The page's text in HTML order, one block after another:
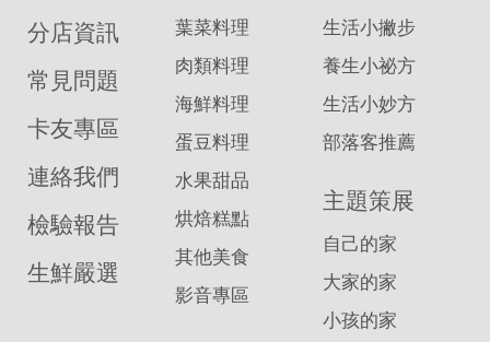
分店資訊
常見問題
卡友專區
連絡我們
檢驗報告
生鮮嚴選
葉菜料理
肉類料理
海鮮料理
蛋豆料理
水果甜品
烘焙糕點
其他美食
影音專區
生活小撇步
養生小祕方
生活小妙方
部落客推薦
主題策展
自己的家
大家的家
小孩的家